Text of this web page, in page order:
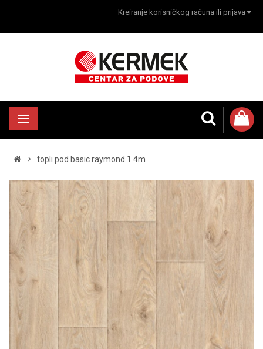
Kreiranje korisničkog računa ili prijava
topli pod basic raymond 1 4m